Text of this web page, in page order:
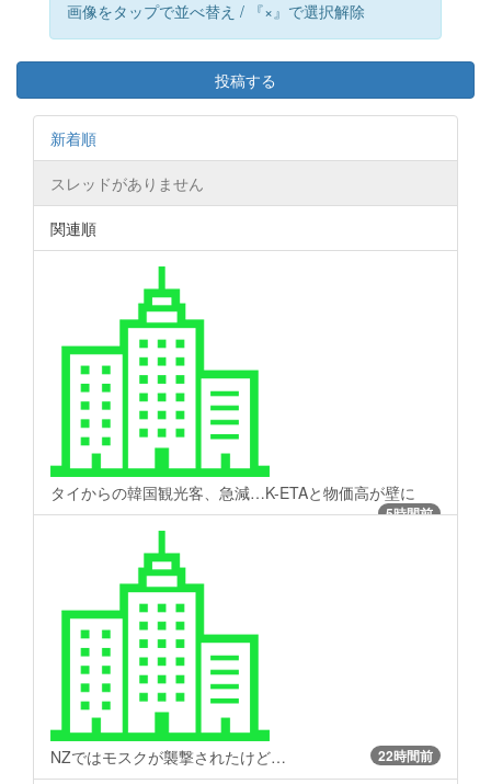
画像をタップで並べ替え / 『×』で選択解除
投稿する
新着順
スレッドがありません
関連順
タイからの韓国観光客、急減…K-ETAと物価高が壁に
5時間前
NZではモスクが襲撃されたけど… 22時間前